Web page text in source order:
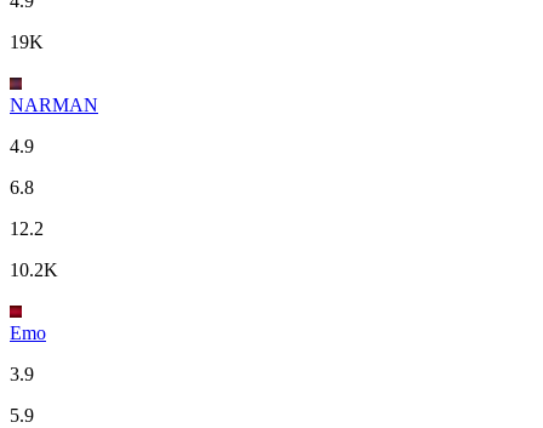
19K
NARMAN
4.9
6.8
12.2
10.2K
Emo
3.9
5.9